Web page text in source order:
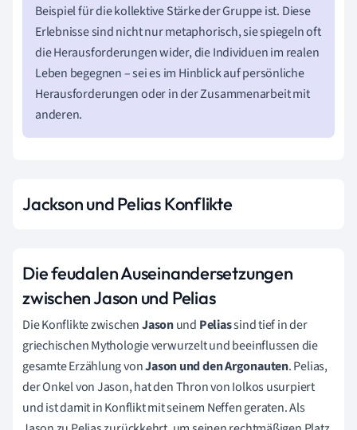
Beispiel für die kollektive Stärke der Gruppe ist. Diese
Erlebnisse sind nicht nur metaphorisch, sie spiegeln oft
die Herausforderungen wider, die Individuen im realen
Leben begegnen – sei es im Hinblick auf persönliche
Herausforderungen oder in der Zusammenarbeit mit
anderen.
Jackson und Pelias Konflikte
Die feudalen Auseinandersetzungen
zwischen Jason und Pelias
Die Konflikte zwischenJasonund Peliassind tief in der
griechischen Mythologie verwurzelt und beeinflussen die
gesamte Erzählung vonJason und den Argonauten. Pelias,
der Onkel von Jason, hat den Thron von Iolkos usurpiert
und ist damit in Konflikt mit seinem Neffen geraten. Als